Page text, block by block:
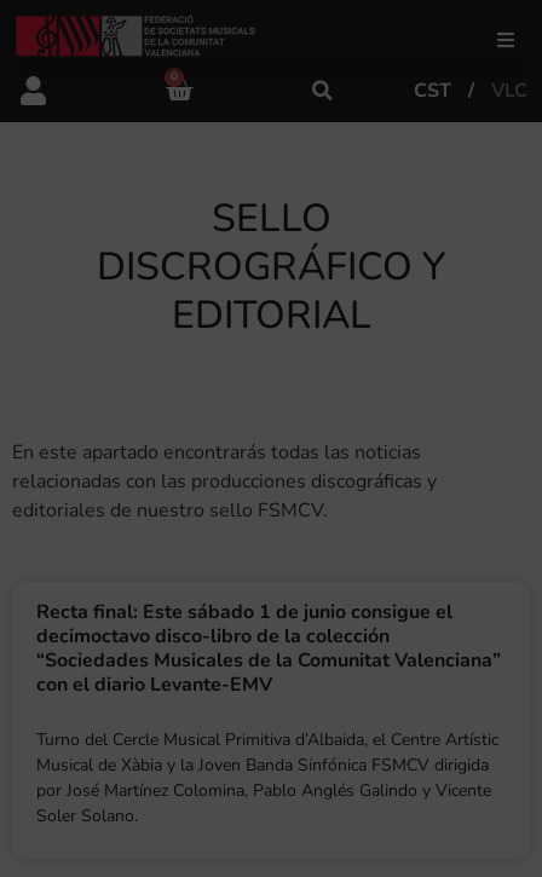
FSMCV
Área educativa
Tienda
0
CST VLC
SELLO
DISCROGRÁFICO Y
EDITORIAL
En este apartado encontrarás todas las noticias
relacionadas con las producciones discográficas y
editoriales de nuestro sello FSMCV.
Recta final: Este sábado 1 de junio consigue el
decimoctavo disco-libro de la colección
“Sociedades Musicales de la Comunitat Valenciana”
con el diario Levante-EMV
Turno del Cercle Musical Primitiva d’Albaida, el Centre Artístic
Musical de Xàbia y la Joven Banda Sinfónica FSMCV dirigida
por José Martínez Colomina, Pablo Anglés Galindo y Vicente
Soler Solano.